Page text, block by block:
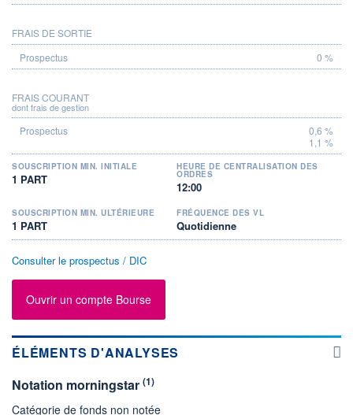
FRAIS DE SORTIE
0 %
FRAIS COURANT
dont frais de gestion
0,6 %
1,1 %
SOUSCRIPTION MIN. INITIALE
1 PART
HEURE DE CENTRALISATION DES
ORDRES
12:00
SOUSCRIPTION MIN. ULTÉRIEURE
1 PART
FRÉQUENCE DES VL
Quotidienne
Consulter le prospectus / DIC
Ouvrir un compte Bourse
ÉLÉMENTS D'ANALYSES
Notation morningstar (1)
Catégorie de fonds non notée